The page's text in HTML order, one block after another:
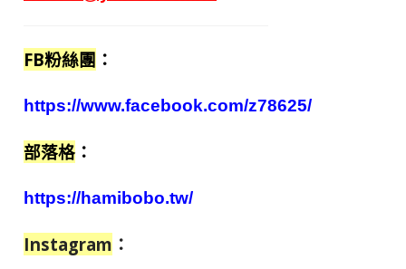
FB粉絲團 ：
https://www.facebook.com/z78625/
部落格 ：
https://hamibobo.tw/
Instagram ：